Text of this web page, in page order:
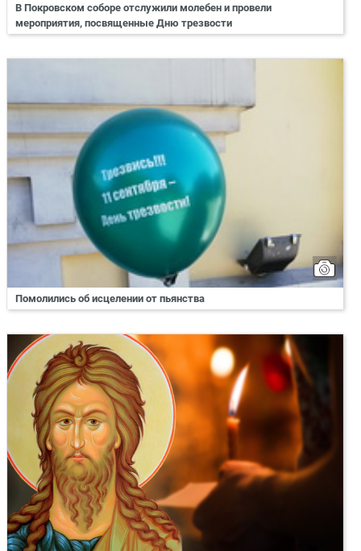
В Покровском соборе отслужили молебен и провели
мероприятия, посвященные Дню трезвости
Помолились об исцелении от пьянства